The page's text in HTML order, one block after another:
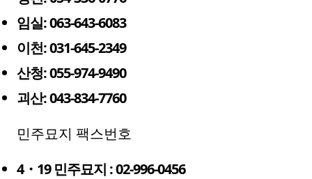
임실: 063-643-6083
이천: 031-645-2349
산청: 055-974-9490
괴산: 043-834-7760
민주묘지 팩스번호
4・19 민주묘지 : 02-996-0456